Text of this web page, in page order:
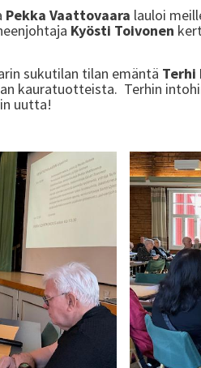
Pekka Vaattovaara lauloi
Kyösti Toivonen
sukutilan tilan emäntä Terhi
kauratuotteista. Terhin
uutta!